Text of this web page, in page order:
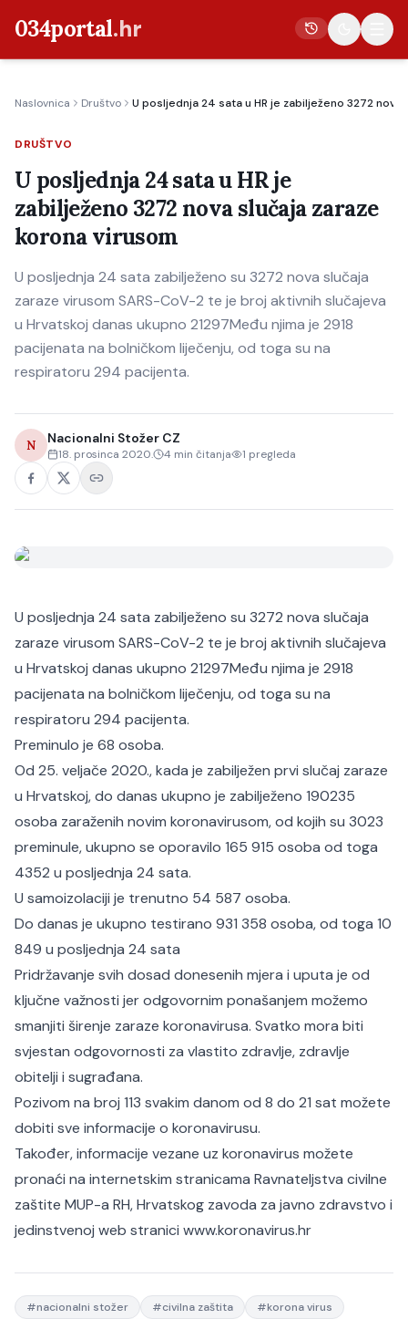
034portal.hr
Crna kronika
Poljoprivreda
Politika
Gospodarstvo
Život
Sport
Naslovnica Društvo U posljednja 24 sata u HR je zabilježeno 3272
DRUŠTVO
U posljednja 24 sata u HR je
zabilježeno 3272 nova slučaja zaraze
korona virusom
U posljednja 24 sata zabilježeno su 3272 nova slučaja
zaraze virusom SARS-CoV-2 te je broj aktivnih slučajeva
u Hrvatskoj danas ukupno 21297Među njima je 2918
pacijenata na bolničkom liječenju, od toga su na
respiratoru 294 pacijenta.
N Nacionalni Stožer CZ
18. prosinca 2020. 4 min čitanja 1 pregleda
U posljednja 24 sata zabilježeno su 3272 nova slučaja
zaraze virusom SARS-CoV-2 te je broj aktivnih slučajeva
u Hrvatskoj danas ukupno 21297Među njima je 2918
pacijenata na bolničkom liječenju, od toga su na
respiratoru 294 pacijenta.
Preminulo je 68 osoba.
Od 25. veljače 2020., kada je zabilježen prvi slučaj zaraze
u Hrvatskoj, do danas ukupno je zabilježeno 190235
osoba zaraženih novim koronavirusom, od kojih su 3023
preminule, ukupno se oporavilo 165 915 osoba od toga
4352 u posljednja 24 sata.
U samoizolaciji je trenutno 54 587 osoba.
Do danas je ukupno testirano 931 358 osoba, od toga 10
849 u posljednja 24 sata
Pridržavanje svih dosad donesenih mjera i uputa je od
ključne važnosti jer odgovornim ponašanjem možemo
smanjiti širenje zaraze koronavirusa. Svatko mora biti
svjestan odgovornosti za vlastito zdravlje, zdravlje
obitelji i sugrađana.
Pozivom na broj 113 svakim danom od 8 do 21 sat možete
dobiti sve informacije o koronavirusu.
Također, informacije vezane uz koronavirus možete
pronaći na internetskim stranicama Ravnateljstva civilne
zaštite MUP-a RH, Hrvatskog zavoda za javno zdravstvo i
jedinstvenoj web stranici www.koronavirus.hr
#nacionalni stožer #civilna zaštita #korona virus